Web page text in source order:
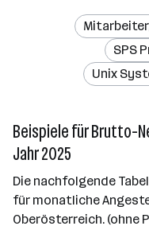
SPS
Unix
Beispiele für Brutto-
Jahr 2025
Die nachfolgende
für monatliche
Oberösterreich. (ohne